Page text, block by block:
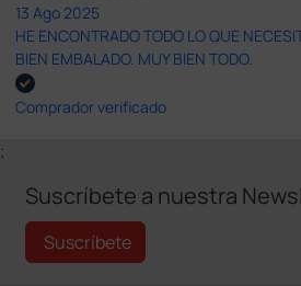
13 Ago 2025
HE ENCONTRADO TODO LO QUE
BIEN EMBALADO. MUY BIEN TODO.
Comprador verificado
;
Suscríbete a nuestra
Suscríbete